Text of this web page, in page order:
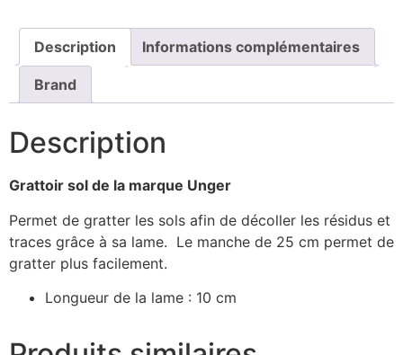
Description Informations complémentaires
Brand
Description
Grattoir sol de la marque Unger
Permet de gratter les sols afin de décoller les résidus et
traces grâce à sa lame. Le manche de 25 cm permet de
gratter plus facilement.
Longueur de la lame : 10 cm